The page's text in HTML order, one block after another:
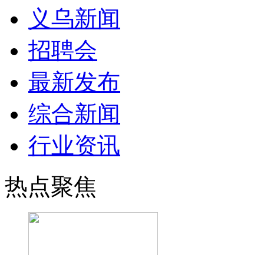
义乌新闻
招聘会
最新发布
综合新闻
行业资讯
热点聚焦